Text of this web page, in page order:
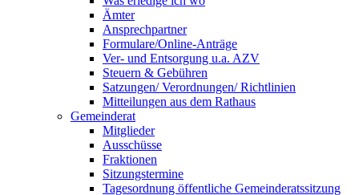
Ämter
Ansprechpartner
Formulare/Online-Anträge
Ver- und Entsorgung u.a. AZV
Steuern & Gebühren
Satzungen/ Verordnungen/ Richtlinien
Mitteilungen aus dem Rathaus
Gemeinderat
Mitglieder
Ausschüsse
Fraktionen
Sitzungstermine
Tagesordnung öffentliche Gemeinderatssitzung